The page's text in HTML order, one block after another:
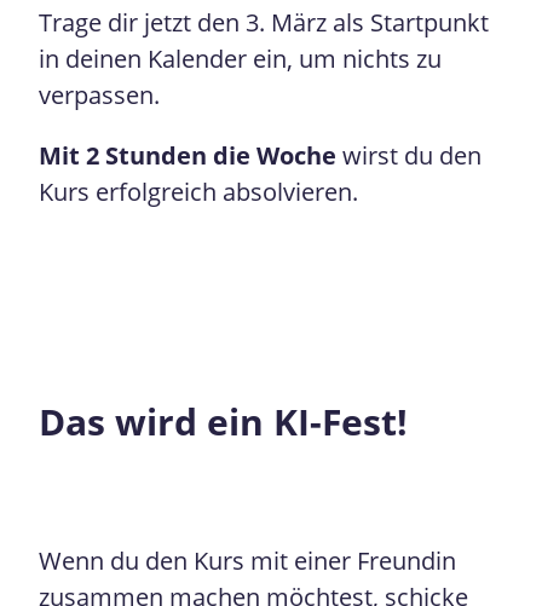
Trage dir jetzt den 3. März als Startpunkt
in deinen Kalender ein, um nichts zu
verpassen.
Mit 2 Stunden die Woche wirst du den
Kurs erfolgreich absolvieren.
Das wird ein KI-Fest!
Wenn du den Kurs mit einer Freundin
zusammen machen möchtest, schicke